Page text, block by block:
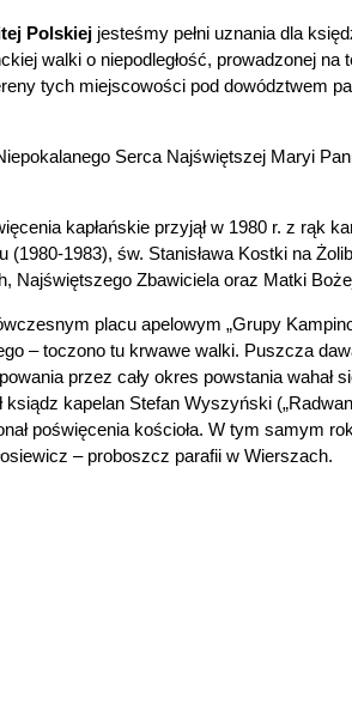
Polskiej jesteśmy pełni uznania dla
walki o niepodległość, prowadzonej
tych miejscowości pod dowództwem
Serca Najświętszej Maryi
kapłańskie przyjął w 1980 r. z
1983), św. Stanisława Kostki na
Najświętszego Zbawiciela oraz Matki
placu apelowym „Grupy
– toczono tu krwawe walki. Puszcza
przez cały okres powstania wahał
ksiądz kapelan Stefan Wyszyński
poświęcenia kościoła. W tym samym
– proboszcz parafii w Wierszach.